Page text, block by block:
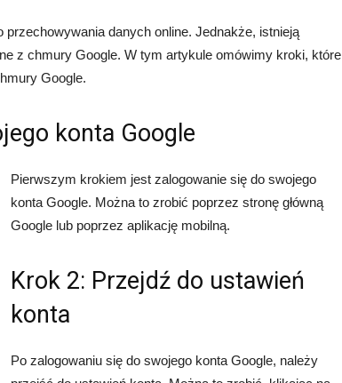
danych online. Jednakże, istnieją
z chmury Google. W tym artykule omówimy kroki, które
Google.
konta Google
Pierwszym krokiem jest zalogowanie się do swojego
konta Google. Można to zrobić poprzez stronę główną
Google lub poprzez aplikację mobilną.
Krok 2: Przejdź do ustawień
konta
Po zalogowaniu się do swojego konta Google, należy